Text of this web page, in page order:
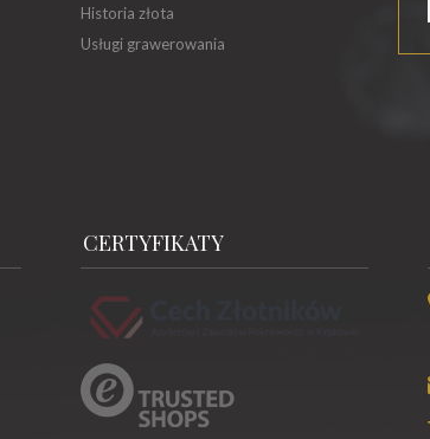
Historia złota
Usługi grawerowania
CERTYFIKATY